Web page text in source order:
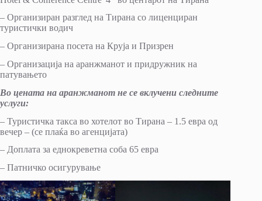
– Организиран разглед на Тирана со лиценциран
туристички водич
– Организирана посета на Круја и Призрен
– Организација на аранжманот и придружник на
патувањето
Во цената на аранжманот не се вклучени следните
услуги:
– Туристичка такса во хотелот во Тирана – 1.5 евра од
вечер – (се плаќа во агенцијата)
– Доплата за еднокреветна соба 65 евра
– Патничко осигурување